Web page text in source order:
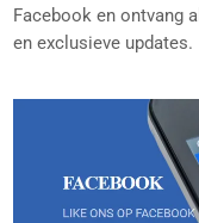
Facebook en ontvang
en exclusieve updates.